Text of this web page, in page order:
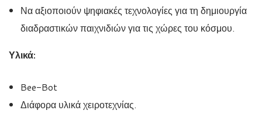
Να αξιοποιούν ψηφιακές τεχνολογίες για τη δημιουργία
διαδραστικών παιχνιδιών για τις χώρες του κόσμου.
Υλικά:
Bee-Bot
Διάφορα υλικά χειροτεχνίας.